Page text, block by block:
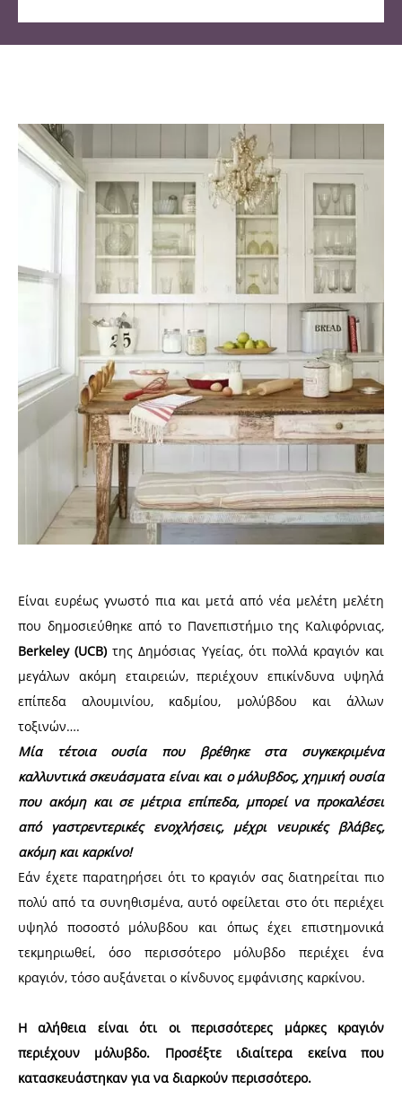
Είναι ευρέως γνωστό πια και μετά από νέα μελέτη μελέτη
που δημοσιεύθηκε από το Πανεπιστήμιο της Καλιφόρνιας,
Berkeley (UCB)της Δημόσιας Υγείας, ότι πολλά κραγιόν και
μεγάλων ακόμη εταιρειών, περιέχουν επικίνδυνα υψηλά
επίπεδα αλουμινίου, καδμίου, μολύβδου και άλλων
τοξινών….
Μία τέτοια ουσία που βρέθηκε στα συγκεκριμένα
καλλυντικά σκευάσματα είναι και ο μόλυβδος, χημική ουσία
που ακόμη και σε μέτρια επίπεδα, μπορεί να προκαλέσει
από γαστρεντερικές ενοχλήσεις, μέχρι νευρικές βλάβες,
ακόμη και καρκίνο!
Εάν έχετε παρατηρήσει ότι το κραγιόν σας διατηρείται πιο
πολύ από τα συνηθισμένα, αυτό οφείλεται στο ότι περιέχει
υψηλό ποσοστό μόλυβδου και όπως έχει επιστημονικά
τεκμηριωθεί, όσο περισσότερο μόλυβδο περιέχει ένα
κραγιόν, τόσο αυξάνεται ο κίνδυνος εμφάνισης καρκίνου.
Η αλήθεια είναι ότι οι περισσότερες μάρκες κραγιόν
περιέχουν μόλυβδο. Προσέξτε ιδιαίτερα εκείνα που
κατασκευάστηκαν για να διαρκούν περισσότερο.